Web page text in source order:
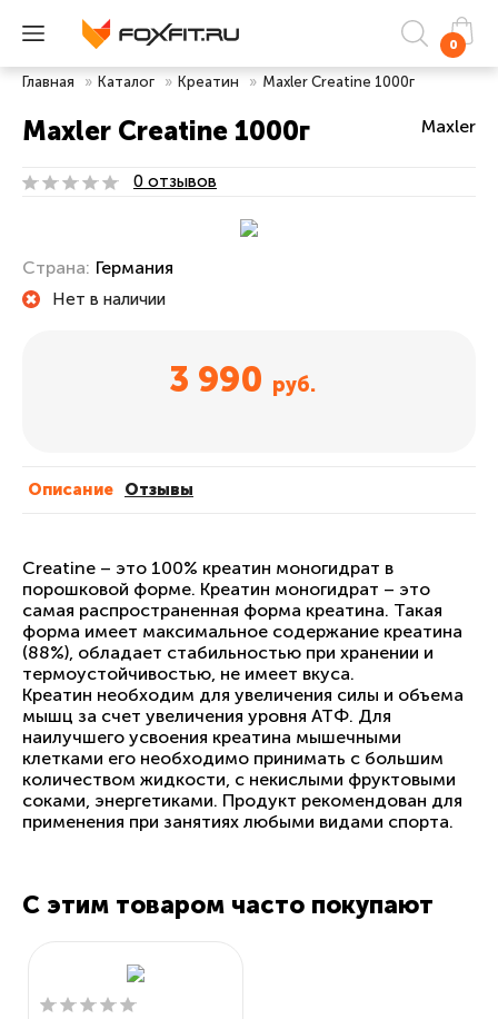
0
Главная » Каталог » Креатин » Maxler Creatine 1000г
Maxler Creatine 1000г Maxler
0 отзывов
Страна: Германия
Нет в наличии
3 990 руб.
Описание Отзывы
Creatine – это 100% креатин моногидрат в
порошковой форме. Креатин моногидрат – это
самая распространенная форма креатина. Такая
форма имеет максимальное содержание креатина
(88%), обладает стабильностью при хранении и
термоустойчивостью, не имеет вкуса.
Креатин необходим для увеличения силы и объема
мышц за счет увеличения уровня АТФ. Для
наилучшего усвоения креатина мышечными
клетками его необходимо принимать с большим
количеством жидкости, с некислыми фруктовыми
соками, энергетиками. Продукт рекомендован для
применения при занятиях любыми видами спорта.
С этим товаром часто покупают